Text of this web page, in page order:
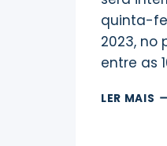
quinta-
2023, no
entre as
LER MAIS